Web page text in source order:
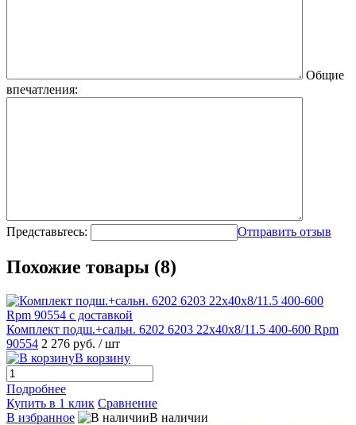
Общие
впечатления:
Представьтесь: Отправить отзыв
Похожие товары (8)
Комплект подш.+сальн. 6202 6203 22x40x8/11.5 400-600 Rpm
90554 2 276 руб. / шт
В корзину
Подробнее
Купить в 1 клик Сравнение
В избранное
В наличии